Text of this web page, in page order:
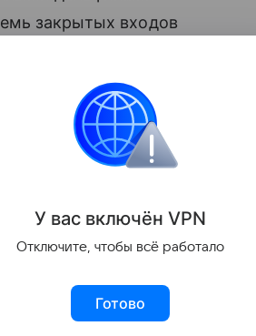
закрытых входов
королева Виктория,
годы в коттедже
семьи. После переезда
и Элтона Джона.
в графстве Норфолк, где
планируют
У вас включён VPN
Отключите, чтобы всё работало
Готово